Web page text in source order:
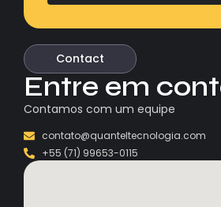
Contact
Entre em
Contamos com um equipe
contato@quanteltecnologia.com
+55 (71) 99653-0115